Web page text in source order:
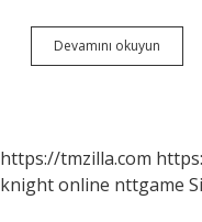
Devamını okuyun
Neden
https://tmzilla.com
knight online nttgame